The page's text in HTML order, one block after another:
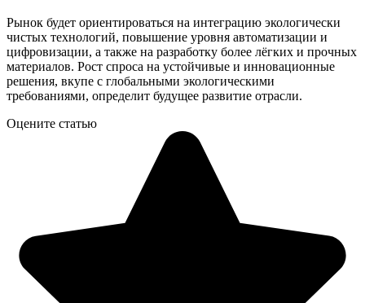
Рынок будет ориентироваться на интеграцию экологически
чистых технологий, повышение уровня автоматизации и
цифровизации, а также на разработку более лёгких и прочных
материалов. Рост спроса на устойчивые и инновационные
решения, вкупе с глобальными экологическими
требованиями, определит будущее развитие отрасли.
Оцените статью